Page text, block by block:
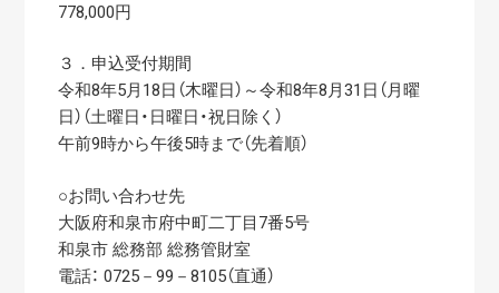
778,000円
３．申込受付期間
令和8年5月18日（木曜日）～令和8年8月31日（月曜
日）（土曜日・日曜日・祝日除く）
午前9時から午後5時まで（先着順）
○お問い合わせ先
大阪府和泉市府中町二丁目7番5号
和泉市 総務部 総務管財室
電話： 0725－99－8105（直通）